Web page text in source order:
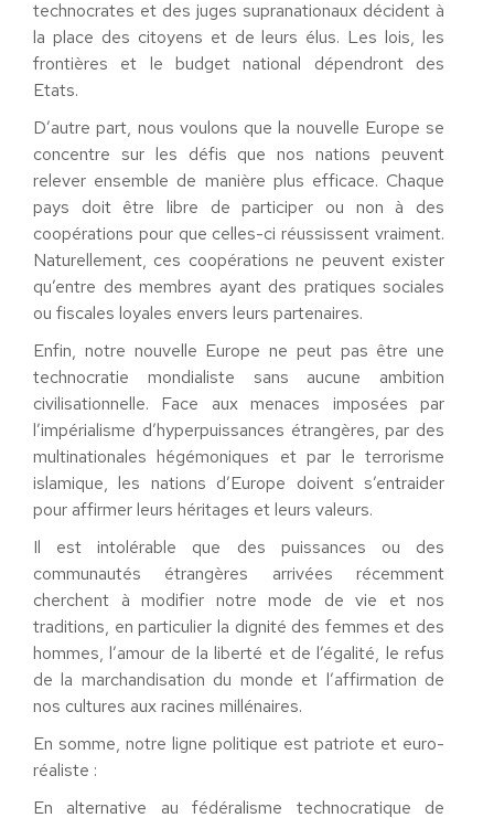
technocrates et des juges supranationaux décident à
la place des citoyens et de leurs élus. Les lois, les
frontières et le budget national dépendront des
Etats.
D’autre part, nous voulons que la nouvelle Europe se
concentre sur les défis que nos nations peuvent
relever ensemble de manière plus efficace. Chaque
pays doit être libre de participer ou non à des
coopérations pour que celles-ci réussissent vraiment.
Naturellement, ces coopérations ne peuvent exister
qu’entre des membres ayant des pratiques sociales
ou fiscales loyales envers leurs partenaires.
Enfin, notre nouvelle Europe ne peut pas être une
technocratie mondialiste sans aucune ambition
civilisationnelle. Face aux menaces imposées par
l’impérialisme d’hyperpuissances étrangères, par des
multinationales hégémoniques et par le terrorisme
islamique, les nations d’Europe doivent s’entraider
pour affirmer leurs héritages et leurs valeurs.
Il est intolérable que des puissances ou des
communautés étrangères arrivées récemment
cherchent à modifier notre mode de vie et nos
traditions, en particulier la dignité des femmes et des
hommes, l’amour de la liberté et de l’égalité, le refus
de la marchandisation du monde et l’affirmation de
nos cultures aux racines millénaires.
En somme, notre ligne politique est patriote et euro-
réaliste :
En alternative au fédéralisme technocratique de